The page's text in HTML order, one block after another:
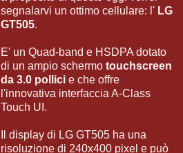
segnalarvi un ottimo cellulare: l' LG
GT505.
E' un Quad-band e HSDPA dotato
di un ampio schermo touchscreen
da 3.0 pollici e che offre
l'innovativa interfaccia A-Class
Touch UI.
Il display di LG GT505 ha una
risoluzione di 240x400 pixel e può